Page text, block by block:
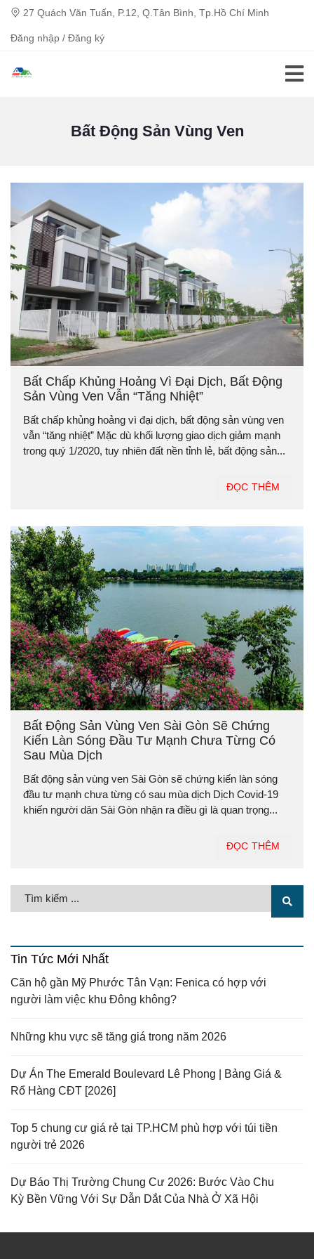
27 Quách Văn Tuấn, P.12, Q.Tân Bình, Tp.Hồ Chí Minh
Đăng nhập / Đăng ký
Bất Động Sản Vùng Ven
Bất Chấp Khủng Hoảng Vì Đại Dịch, Bất Động
Sản Vùng Ven Vẫn “tăng Nhiệt”
Bất chấp khủng hoảng vì đại dịch, bất động sản vùng ven
vẫn “tăng nhiệt” Mặc dù khối lượng giao dịch giảm mạnh
trong quý 1/2020, tuy nhiên đất nền tỉnh lẻ, bất động sản...
ĐỌC THÊM
Bất Động Sản Vùng Ven Sài Gòn Sẽ Chứng
Kiến Làn Sóng Đầu Tư Mạnh Chưa Từng Có
Sau Mùa Dịch
Bất động sản vùng ven Sài Gòn sẽ chứng kiến làn sóng
đầu tư mạnh chưa từng có sau mùa dịch Dịch Covid-19
khiến người dân Sài Gòn nhận ra điều gì là quan trọng...
ĐỌC THÊM
Tin Tức Mới Nhất
Căn hộ gần Mỹ Phước Tân Vạn: Fenica có hợp với
người làm việc khu Đông không?
Những khu vực sẽ tăng giá trong năm 2026
Dự Án The Emerald Boulevard Lê Phong | Bảng Giá &
Rổ Hàng CĐT [2026]
Top 5 chung cư giá rẻ tại TP.HCM phù hợp với túi tiền
người trẻ 2026
Dự Báo Thị Trường Chung Cư 2026: Bước Vào Chu
Kỳ Bền Vững Với Sự Dẫn Dắt Của Nhà Ở Xã Hội